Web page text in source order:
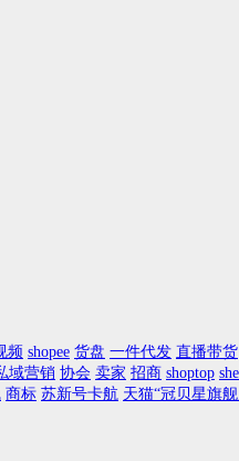
频 shopee 货盘 一件代发 直播带货
域营销 协会 卖家 招商 shoptop
商标 苏新号卡航 天猫“冠贝星旗